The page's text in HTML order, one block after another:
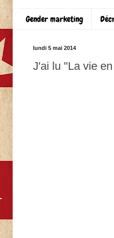
Gender marketing
lundi 5 mai 2014
J'ai lu "La vie